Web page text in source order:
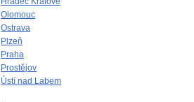
Olomouc
Ostrava
Plzeň
Praha
Prostějov
Ústí nad Labem